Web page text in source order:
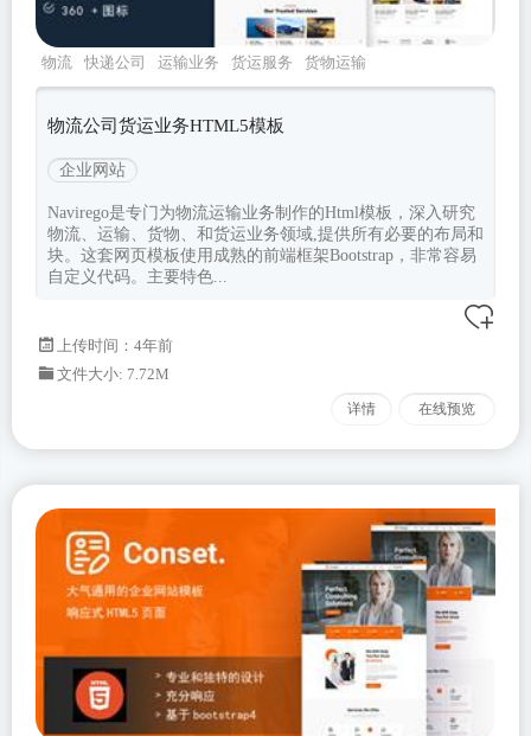
物流 快递公司 运输业务 货运服务 货物运输
物流公司货运业务HTML5模板
企业网站
Navirego是专门为物流运输业务制作的Html模板，深入研究
物流、运输、货物、和货运业务领域,提供所有必要的布局和
块。这套网页模板使用成熟的前端框架Bootstrap，非常容易
自定义代码。主要特色...
上传时间：4年前
文件大小: 7.72M
详情 在线预览